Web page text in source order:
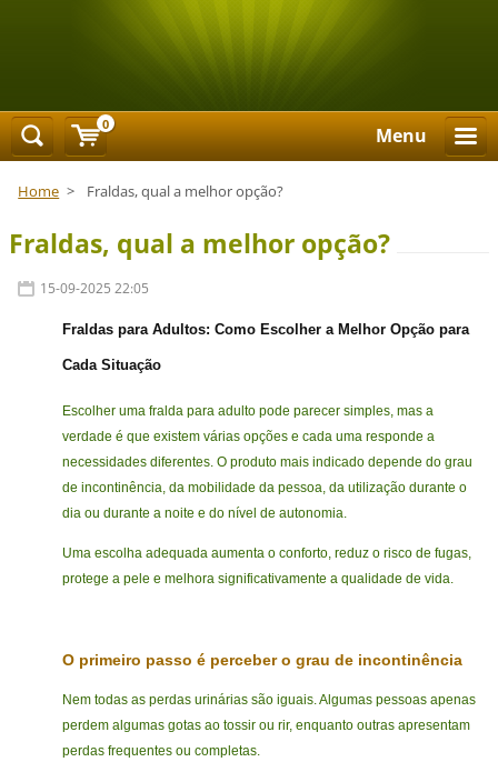
Menu
Home > Fraldas, qual a melhor opção?
Fraldas, qual a melhor opção?
15-09-2025 22:05
Fraldas para Adultos: Como Escolher a Melhor Opção para
Cada Situação
Escolher uma fralda para adulto pode parecer simples, mas a
verdade é que existem várias opções e cada uma responde a
necessidades diferentes. O produto mais indicado depende do grau
de incontinência, da mobilidade da pessoa, da utilização durante o
dia ou durante a noite e do nível de autonomia.
Uma escolha adequada aumenta o conforto, reduz o risco de fugas,
protege a pele e melhora significativamente a qualidade de vida.
O primeiro passo é perceber o grau de incontinência
Nem todas as perdas urinárias são iguais. Algumas pessoas apenas
perdem algumas gotas ao tossir ou rir, enquanto outras apresentam
perdas frequentes ou completas.
0